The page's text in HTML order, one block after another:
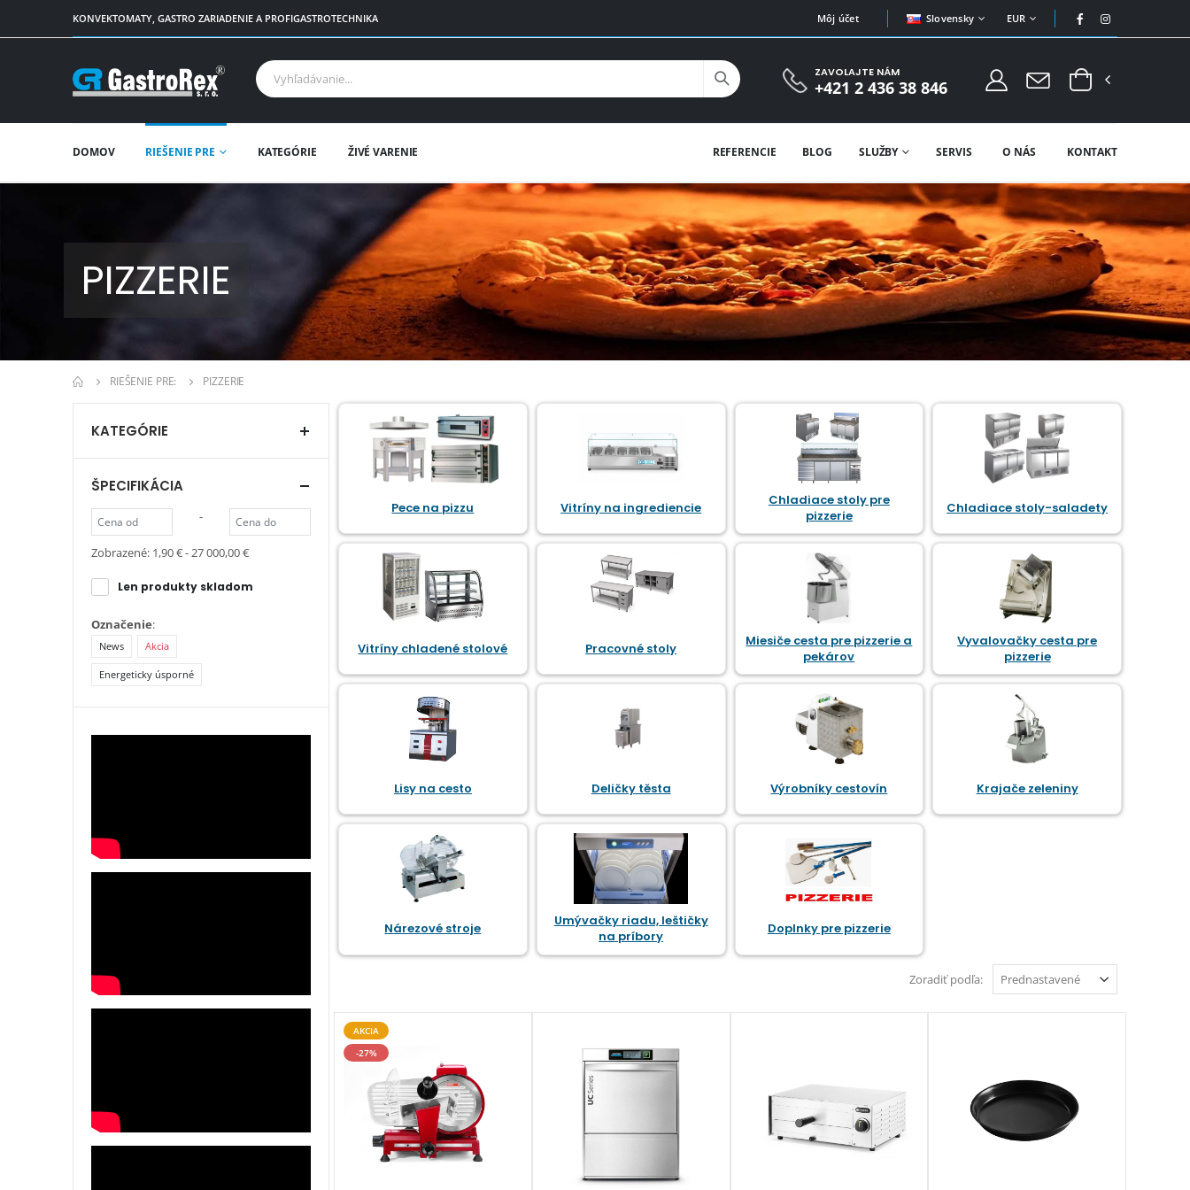
KONVEKTOMATY, GASTRO ZARIADENIE A PROFIGASTROTECHNIKA Môj účet Slovensky EUR
ZAVOLAJTE NÁM
+421 2 436 38 846
DOMOV RIEŠENIE PRE KATEGÓRIE ŽIVÉ VARENIE KONTAKT
O NÁS
SERVIS
SLUŽBY
BLOG
REFERENCIE
PIZZERIE
RIEŠENIE PRE: PIZZERIE
Pece na pizzu Vitríny na ingrediencie
Chladiace stoly pre
pizzerie
Chladiace stoly-saladety
Vitríny chladené stolové Pracovné stoly
Miesiče cesta pre pizzerie a
pekárov
Vyvalovačky cesta pre
pizzerie
Lisy na cesto Deličky těsta Výrobníky cestovín Krajače zeleniny
Nárezové stroje
Umývačky riadu, leštičky
na príbory
Doplnky pre pizzerie
Zoradiť podľa:
AKCIA
-27%
KATEGÓRIE
ŠPECIFIKÁCIA
-
Zobrazené: 1,90 € - 27 000,00 €
Len produkty skladom
Označenie:
News Akcia
Energeticky úsporné